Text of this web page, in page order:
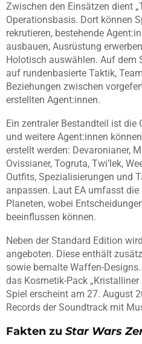
Zwischen den Einsätzen dient
Operationsbasis. Dort können
rekrutieren, bestehende
ausbauen, Ausrüstung
Holotisch auswählen. Auf dem
auf rundenbasierte Taktik,
Beziehungen zwischen
erstellten Agent:innen.
Ein zentraler Bestandteil ist
und weitere Agent:innen
erstellt werden: Devaronianer,
Ovissianer, Togruta, Twi’lek,
Outfits, Spezialisierungen und
anpassen. Laut EA umfasst
Planeten, wobei
beeinflussen können.
Neben der Standard Edition
angeboten. Diese enthält
sowie bemalte Waffen-
das Kosmetik-Pack
Spiel erscheint am 27. August
Records der Soundtrack mit
Fakten zu Star Wars